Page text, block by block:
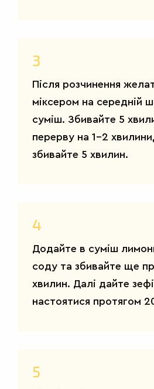
3
Після розчинення
міксером на середній
суміш. Збивайте 5
перерву на 1-2
збивайте 5 хвилин.
4
Додайте в суміш
соду та збивайте ще
хвилин. Далі дайте
настоятися протягом
5